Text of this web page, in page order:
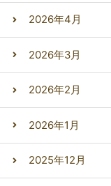
2026年4月
2026年3月
2026年2月
2026年1月
2025年12月